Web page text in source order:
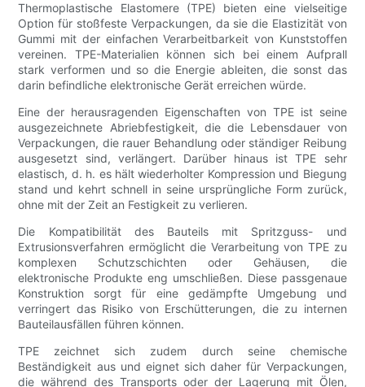
Thermoplastische Elastomere (TPE) bieten eine vielseitige
Option für stoßfeste Verpackungen, da sie die Elastizität von
Gummi mit der einfachen Verarbeitbarkeit von Kunststoffen
vereinen. TPE-Materialien können sich bei einem Aufprall
stark verformen und so die Energie ableiten, die sonst das
darin befindliche elektronische Gerät erreichen würde.
Eine der herausragenden Eigenschaften von TPE ist seine
ausgezeichnete Abriebfestigkeit, die die Lebensdauer von
Verpackungen, die rauer Behandlung oder ständiger Reibung
ausgesetzt sind, verlängert. Darüber hinaus ist TPE sehr
elastisch, d. h. es hält wiederholter Kompression und Biegung
stand und kehrt schnell in seine ursprüngliche Form zurück,
ohne mit der Zeit an Festigkeit zu verlieren.
Die Kompatibilität des Bauteils mit Spritzguss- und
Extrusionsverfahren ermöglicht die Verarbeitung von TPE zu
komplexen Schutzschichten oder Gehäusen, die
elektronische Produkte eng umschließen. Diese passgenaue
Konstruktion sorgt für eine gedämpfte Umgebung und
verringert das Risiko von Erschütterungen, die zu internen
Bauteilausfällen führen können.
TPE zeichnet sich zudem durch seine chemische
Beständigkeit aus und eignet sich daher für Verpackungen,
die während des Transports oder der Lagerung mit Ölen,